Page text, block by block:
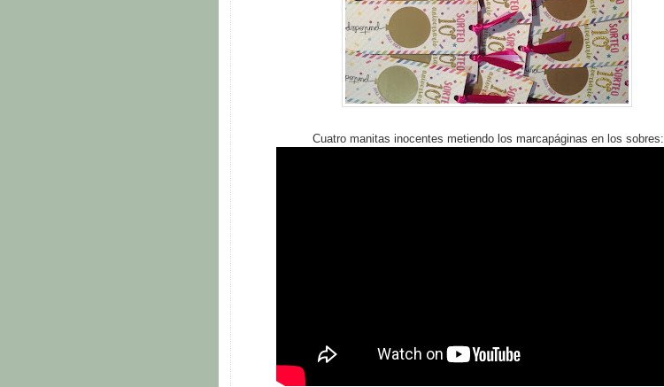
Cuatro manitas inocentes metiendo los marcapáginas en los sobres: